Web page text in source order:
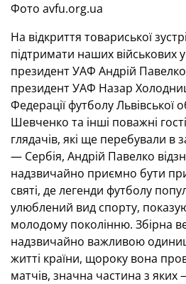
Фото avfu.org.ua
На відкриття товариської
підтримати наших військових
президент УАФ Андрій
президент УАФ Назар
Федерації футболу Львівської
Шевченко та інші поважні
глядачів, які ще перебували в
— Сербія, Андрій Павелко
надзвичайно приємно бути
святі, де легенди футболу
улюблений вид спорту,
молодому поколінню. Збірна
надзвичайно важливою
житті країни, щороку вона
матчів, значна частина з яких